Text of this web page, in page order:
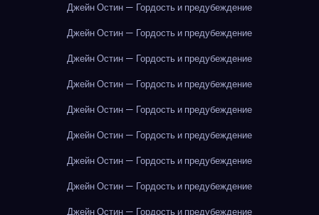
Джейн Остин — Гордость и предубеждение
Джейн Остин — Гордость и предубеждение
Джейн Остин — Гордость и предубеждение
Джейн Остин — Гордость и предубеждение
Джейн Остин — Гордость и предубеждение
Джейн Остин — Гордость и предубеждение
Джейн Остин — Гордость и предубеждение
Джейн Остин — Гордость и предубеждение
Джейн Остин — Гордость и предубеждение